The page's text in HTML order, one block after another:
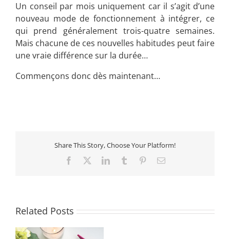
Un conseil par mois uniquement car il s’agit d’une
nouveau mode de fonctionnement à intégrer, ce
qui prend généralement trois-quatre semaines.
Mais chacune de ces nouvelles habitudes peut faire
une vraie différence sur la durée…
Commençons donc dès maintenant…
Share This Story, Choose Your Platform!
Facebook LinkedInTumblr PinterestEmail
Related Posts